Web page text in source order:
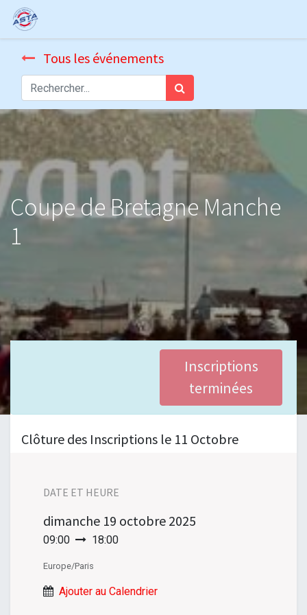
Tous les événements
Coupe de Bretagne Manche
1
Inscriptions
terminées
Clôture des Inscriptions le 11 Octobre
DATE ET HEURE
dimanche 19 octobre 2025
09:00 18:00
Europe/Paris
Ajouter au Calendrier